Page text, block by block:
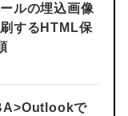
ルの埋込画像
するHTML保
Outlookで